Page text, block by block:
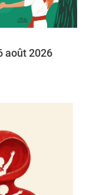
août 2026